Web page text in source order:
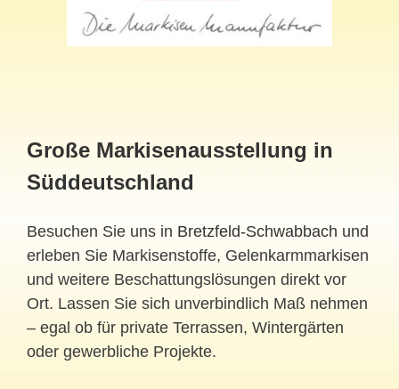
Große Markisenausstellung in
Süddeutschland
Besuchen Sie uns in Bretzfeld-Schwabbach und
erleben Sie Markisenstoffe, Gelenkarmmarkisen
und weitere Beschattungslösungen direkt vor
Ort. Lassen Sie sich unverbindlich Maß nehmen
– egal ob für private Terrassen, Wintergärten
oder gewerbliche Projekte.